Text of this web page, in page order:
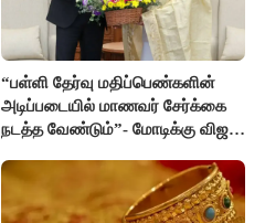
“பள்ளி தேர்வு மதிப்பெண்களின்
அடிப்படையில் மாணவர் சேர்க்கை
நடத்த வேண்டும்”- மோடிக்கு விஜய்